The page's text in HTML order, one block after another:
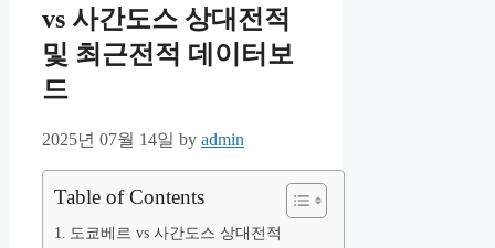
vs 사간도스 상대전적
및 최근전적 데이터보
드
2025년 07월 14일 by admin
Table of Contents
도쿄베르 vs 사간도스 상대전적